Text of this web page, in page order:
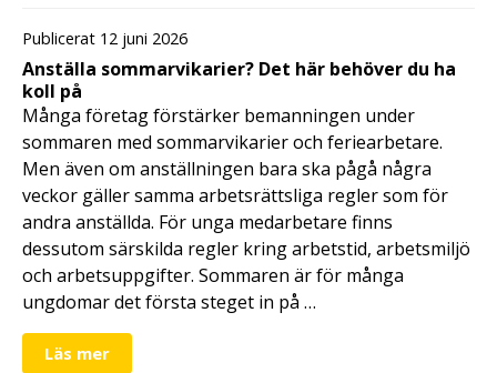
Publicerat 12 juni 2026
Anställa sommarvikarier? Det här behöver du ha
koll på
Många företag förstärker bemanningen under
sommaren med sommarvikarier och feriearbetare.
Men även om anställningen bara ska pågå några
veckor gäller samma arbetsrättsliga regler som för
andra anställda. För unga medarbetare finns
dessutom särskilda regler kring arbetstid, arbetsmiljö
och arbetsuppgifter. Sommaren är för många
ungdomar det första steget in på …
Läs mer